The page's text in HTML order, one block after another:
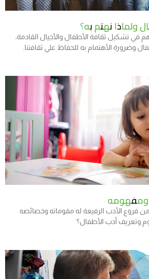
ولماذا نهتم به؟
في تشكيل ثقافة الأطفال والأجيال القادمة،
وضرورة الأهتمام به للحفاظ علي ثقافتنا.
ومفهومه
فروع الأدب الرفيعة له مقوماته وخصائصه
وتعريف أدب الأطفال؟